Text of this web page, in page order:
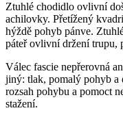
Ztuhlé chodidlo ovlivní
achilovky. Přetížený
hýždě pohyb pánve.
páteř ovlivní držení trupu,
Válec fascie nepřerovná
jiný: tlak, pomalý pohyb a
rozsah pohybu a pomoct
stažení.